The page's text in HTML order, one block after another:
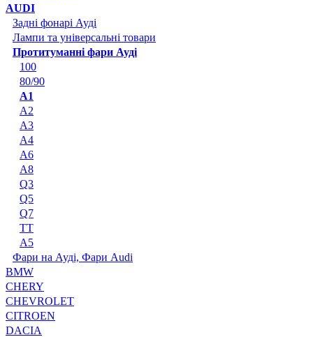
AUDI
Задні фонарі Ауді
Лампи та універсальні товари
Протитуманні фари Ауді
100
80/90
A1
A2
A3
A4
A6
A8
Q3
Q5
Q7
TT
А5
Фари на Ауді, Фари Audi
BMW
CHERY
CHEVROLET
CITROEN
DACIA